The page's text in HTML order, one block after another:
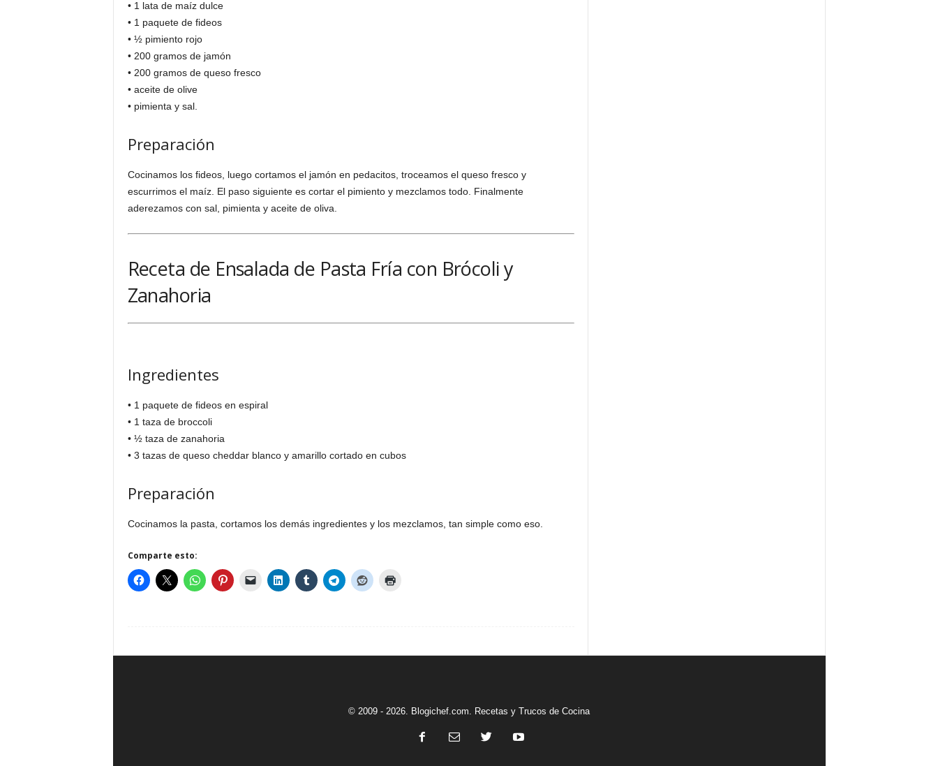
• 1 lata de maíz dulce
• 1 paquete de fideos
• ½ pimiento rojo
• 200 gramos de jamón
• 200 gramos de queso fresco
• aceite de olive
• pimienta y sal.
Preparación
Cocinamos los fideos, luego cortamos el jamón en pedacitos, troceamos el queso fresco y
escurrimos el maíz. El paso siguiente es cortar el pimiento y mezclamos todo. Finalmente
aderezamos con sal, pimienta y aceite de oliva.
Receta de Ensalada de Pasta Fría con Brócoli y
Zanahoria
Ingredientes
• 1 paquete de fideos en espiral
• 1 taza de broccoli
• ½ taza de zanahoria
• 3 tazas de queso cheddar blanco y amarillo cortado en cubos
Preparación
Cocinamos la pasta, cortamos los demás ingredientes y los mezclamos, tan simple como eso.
Comparte esto:
© 2009 - 2026. Blogichef.com. Recetas y Trucos de Cocina